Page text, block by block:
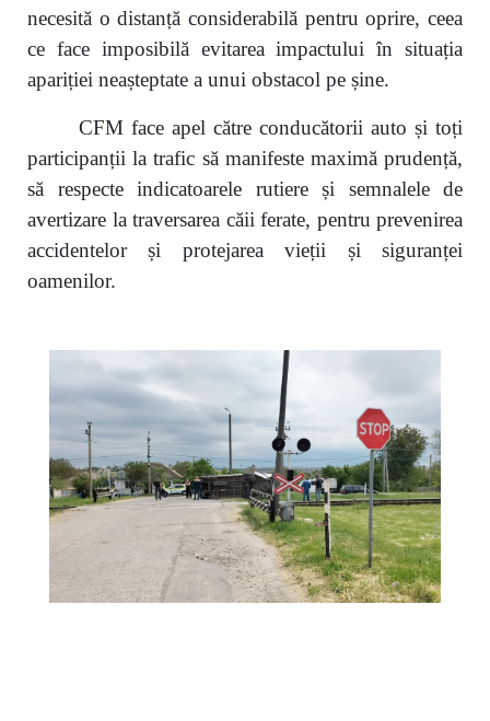
necesită o distanță considerabilă pentru oprire, ceea
ce face imposibilă evitarea impactului în situația
apariției neașteptate a unui obstacol pe șine.
CFM face apel către conducătorii auto și toți
participanții la trafic să manifeste maximă prudență,
să respecte indicatoarele rutiere și semnalele de
avertizare la traversarea căii ferate, pentru prevenirea
accidentelor și protejarea vieții și siguranței
oamenilor.